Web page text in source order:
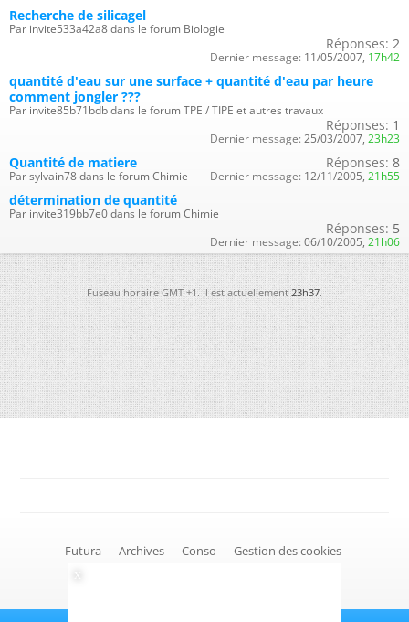
Recherche de silicagel
Par invite533a42a8 dans le forum Biologie
Réponses: 2
Dernier message: 11/05/2007, 17h42
quantité d'eau sur une surface + quantité d'eau par heure
comment jongler ???
Par invite85b71bdb dans le forum TPE / TIPE et autres travaux
Réponses: 1
Dernier message: 25/03/2007, 23h23
Quantité de matiere
Par sylvain78 dans le forum Chimie
Réponses: 8
Dernier message: 12/11/2005, 21h55
détermination de quantité
Par invite319bb7e0 dans le forum Chimie
Réponses: 5
Dernier message: 06/10/2005, 21h06
Fuseau horaire GMT +1. Il est actuellement23h37.
- Futura - Archives - Conso - Gestion des cookies -